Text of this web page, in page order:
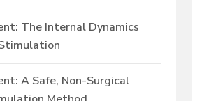
The Internal Dynamics
A Safe, Non-Surgical